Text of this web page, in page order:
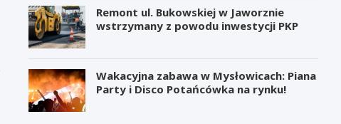
Remont ul. Bukowskiej w Jaworznie
wstrzymany z powodu inwestycji PKP
Wakacyjna zabawa w Mysłowicach: Piana
Party i Disco Potańcówka na rynku!